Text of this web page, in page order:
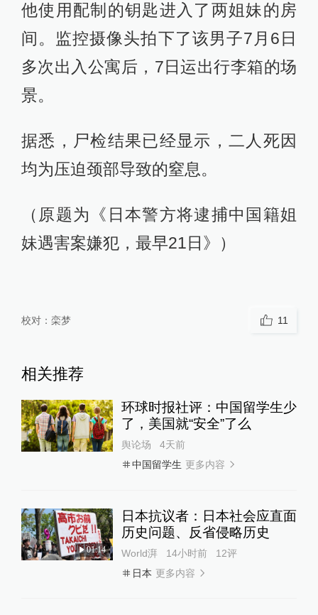
他使用配制的钥匙进入了两姐妹的房
间。监控摄像头拍下了该男子7月6日
多次出入公寓后，7日运出行李箱的场
景。
据悉，尸检结果已经显示，二人死因
均为压迫颈部导致的窒息。
（原题为《日本警方将逮捕中国籍姐
妹遇害案嫌犯，最早21日》）
校对： 栾梦 11
相关推荐
环球时报社评：中国留学生少
了，美国就“安全”了么
舆论场
4天前
中国留学生 更多内容
01:14
日本抗议者：日本社会应直面
历史问题、反省侵略历史
World湃 14小时前 12评
日本 更多内容